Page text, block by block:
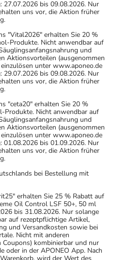
27.07.2026 bis 09.08.2026. Nur
uns vor, die Aktion früher
"Vital2026" erhalten Sie 20 %
Produkte. Nicht anwendbar auf
und
Aktionsvorteilen (ausgenommen
unter www.aponeo.de
29.07.2026 bis 09.08.2026. Nur
uns vor, die Aktion früher
"ceta20" erhalten Sie 20 %
Produkte. Nicht anwendbar auf
und
Aktionsvorteilen (ausgenommen
unter www.aponeo.de
01.08.2026 bis 01.09.2026. Nur
uns vor, die Aktion früher
bei Bestellung mit
erhalten Sie 25 % Rabatt auf
Oil Control LSF 50+, 50 ml
bis 31.08.2026. Nur solange
auf rezeptpflichtige Artikel,
und Versandkosten sowie bei
Nicht mit anderen
kombinierbar und nur
oder in der APONEO App. Nach